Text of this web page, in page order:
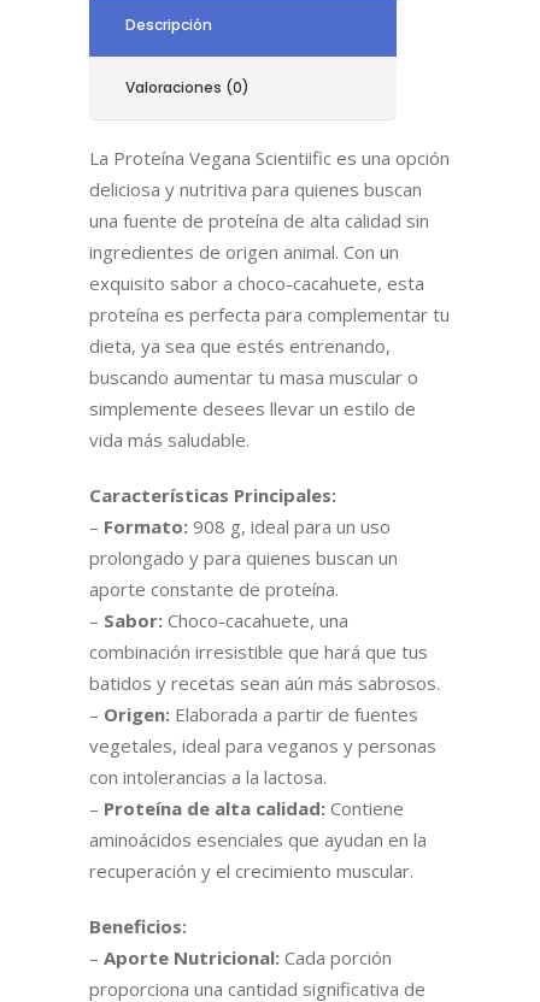
Descripción
Valoraciones (0)
La Proteína Vegana Scientiific es una opción
deliciosa y nutritiva para quienes buscan
una fuente de proteína de alta calidad sin
ingredientes de origen animal. Con un
exquisito sabor a choco-cacahuete, esta
proteína es perfecta para complementar tu
dieta, ya sea que estés entrenando,
buscando aumentar tu masa muscular o
simplemente desees llevar un estilo de
vida más saludable.
Características Principales:
– Formato: 908 g, ideal para un uso
prolongado y para quienes buscan un
aporte constante de proteína.
– Sabor: Choco-cacahuete, una
combinación irresistible que hará que tus
batidos y recetas sean aún más sabrosos.
– Origen: Elaborada a partir de fuentes
vegetales, ideal para veganos y personas
con intolerancias a la lactosa.
– Proteína de alta calidad: Contiene
aminoácidos esenciales que ayudan en la
recuperación y el crecimiento muscular.
Beneficios:
– Aporte Nutricional: Cada porción
proporciona una cantidad significativa de